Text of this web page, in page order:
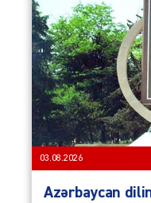
03.08.2026
Azərbaycan